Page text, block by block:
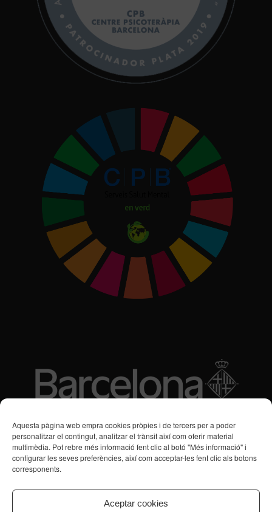
Aquesta pàgina web empra cookies pròpies i de tercers per a poder
personalitzar el contingut, analitzar el trànsit així com oferir material
multimèdia. Pot rebre més informació fent clic al botó "Més informació" i
configurar les seves preferències, així com acceptar-les fent clic als botons
corresponents.
Aceptar cookies
Subvencions des de 2016
Programa de Vacances/Suport Respir Familiar
Transtorns de Salut Mental